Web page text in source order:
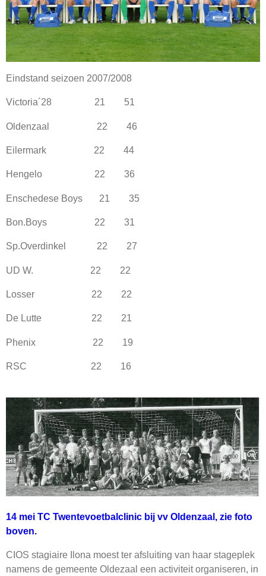
Eindstand seizoen 2007/2008
Victoria´28 21 51
Oldenzaal 22 46
Eilermark 22 44
Hengelo 22 36
Enschedese Boys 21 35
Bon.Boys 22 31
Sp.Overdinkel 22 27
UD W. 22 22
Losser 22 22
De Lutte 22 21
Phenix 22 19
RSC 22 16
14 mei TC Twentevoetbalclinic bij vv Oldenzaal, zie foto
boven.
CIOS stagiaire Ilona moest ter afsluiting van haar stageplek
namens de gemeente Oldezaal een activiteit organiseren, in